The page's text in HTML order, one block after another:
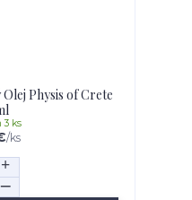
Physis of Crete
/ks
3 ks